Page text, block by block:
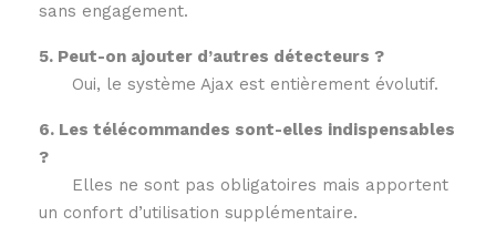
sans engagement.
5. Peut-on ajouter d’autres détecteurs ?
Oui, le système Ajax est entièrement évolutif.
6. Les télécommandes sont-elles indispensables
?
Elles ne sont pas obligatoires mais apportent
un confort d’utilisation supplémentaire.